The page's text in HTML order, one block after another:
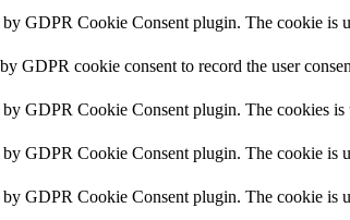
GDPR Cookie Consent plugin. The cookie is
GDPR cookie consent to record the user
GDPR Cookie Consent plugin. The cookies
GDPR Cookie Consent plugin. The cookie is
GDPR Cookie Consent plugin. The cookie is